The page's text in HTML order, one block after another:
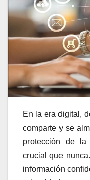
En la era digital,
comparte y se
protección de
crucial que
información